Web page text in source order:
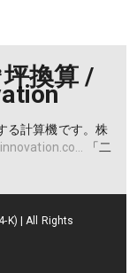
換算 /
る計算機です。株
「二
K) | All Rights